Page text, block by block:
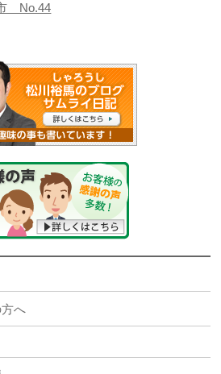
No.44
へ